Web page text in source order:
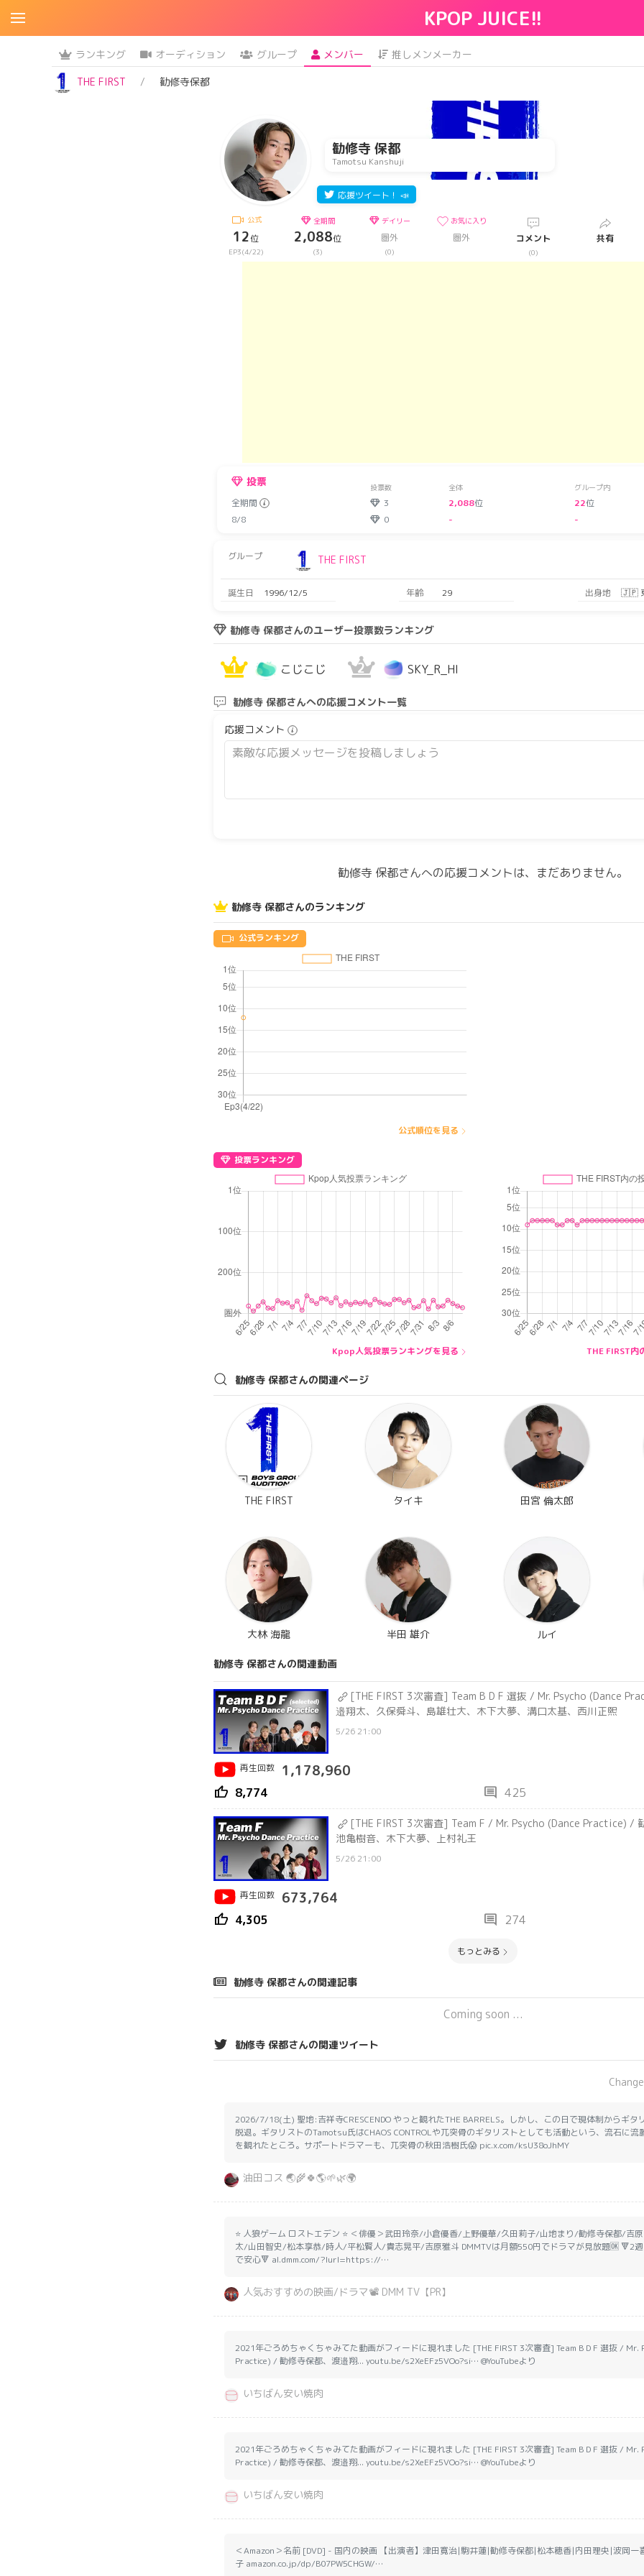
KPOP JUICE!!
ランキング オーディション グループ メンバー
推しメンメーカー
THE FIRST
勧修寺保都
勧修寺 保都
Tamotsu Kanshuji
応援ツイート！ 📣
公式
12位
EP3(4/22)
全期間
2,088位
(3)
デイリー
圏外
(0)
お気に入り
圏外 コメント
(0)
共有
投票 投票数 全体 グループ内
全期間 3 2,088位 22位
8/8
0 - -
グループ THE FIRST
誕生日 1996/12/5 年齢 29 出身地 🇯🇵
勧修寺 保都さんのユーザー投票数ランキング
1 こじこじ 2 SKY_R_HI
勧修寺 保都さんへの応援コメント一覧
応援コメント
勧修寺 保都さんへの応援コメントは、まだありません。
勧修寺 保都さんのランキング
公式ランキング
公式順位を見る
投票ランキング
Kpop人気投票ランキングを見る THE FIRST内
勧修寺 保都さんの関連ページ
THE FIRST タイキ 田宮 倫太郎
大林 海龍 半田 雄介 ルイ
勧修寺 保都さんの関連動画
[THE FIRST 3次審査] Team B D F 選抜 / Mr. Psycho (Dance
邉翔太、久保舜斗、島雄壮大、木下大夢、溝口太基、西川正熙
5/26 21:00
再生回数 1,178,960
thumb_up 8,774 comment 425
[THE FIRST 3次審査] Team F / Mr. Psycho (Dance Practice) /
池亀樹音、木下大夢、上村礼王
5/26 21:00
再生回数 673,764
thumb_up 4,305 comment 274
もっとみる
勧修寺 保都さんの関連記事
Coming soon ...
勧修寺 保都さんの関連ツイート
2026/7/18(土) 聖地:吉祥寺CRESCENDO やっと観れたTHE BARRELS。しかし、この日で現体制からギタ
脱退。ギタリストのTamotsu氏はCHAOS CONTROLや兀突骨のギタリストとしても活動という、流石に流
を観れたところ。サポートドラマーも、兀突骨の秋田浩樹氏😱 pic.x.com/ksU38oJhMY
油田コス 🌏🌾🍀🌎🌱🌿🌍
⭐ 人狼ゲーム ロストエデン ⭐ ＜俳優＞武田玲奈/小倉優香/上野優華/久田莉子/山地まり/勧修寺保都/吉
太/山田智史/松本享恭/時人/平松賢人/貴志晃平/吉原雅斗 DMMTVは月額550円でドラマが見放題🆗 🔻2
で安心🔻 al.dmm.com/?lurl=https://…
人気おすすめの映画/ドラマ📽 DMM TV【PR】
2021年ごろめちゃくちゃみてた動画がフィードに現れました [THE FIRST 3次審査] Team B D F 選抜 / Mr.
Practice) / 勧修寺保都、渡邉翔... youtu.be/s2XeEFz5VOo?si… @YouTubeより
いちばん安い焼肉
2021年ごろめちゃくちゃみてた動画がフィードに現れました [THE FIRST 3次審査] Team B D F 選抜 / Mr.
Practice) / 勧修寺保都、渡邉翔... youtu.be/s2XeEFz5VOo?si… @YouTubeより
いちばん安い焼肉
＜Amazon＞名前 [DVD] - 国内の映画 【出演者】津田寛治|駒井蓮|勧修寺保都|松本穂香|内田理央|波岡
子 amazon.co.jp/dp/B07PW5CHGW/…